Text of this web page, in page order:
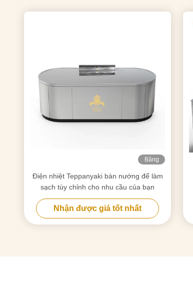
Băng
Điện nhiệt Teppanyaki bàn nướng để làm
sạch tùy chỉnh cho nhu cầu của bạn
Nhận được giá tốt nhất